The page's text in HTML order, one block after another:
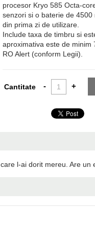
procesor Kryo 585 Octa-
senzori si o baterie de
din prima zi de utilizare.
Include taxa de timbru si
aproximativa este de minim
RO Alert (conform Legii).
Cantitate - +
l-ai dorit mereu. Are